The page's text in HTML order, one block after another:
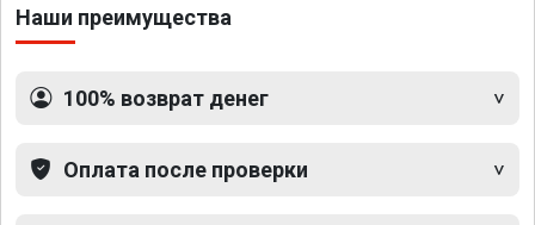
Наши преимущества
100% возврат денег
Оплата после проверки